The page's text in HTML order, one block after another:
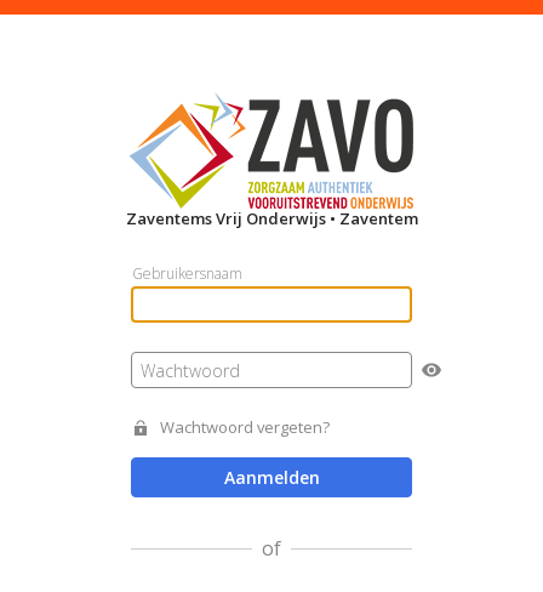
Zaventems Vrij Onderwijs • Zaventem
Gebruikersnaam
Wachtwoord
Wachtwoord vergeten?
Aanmelden
of